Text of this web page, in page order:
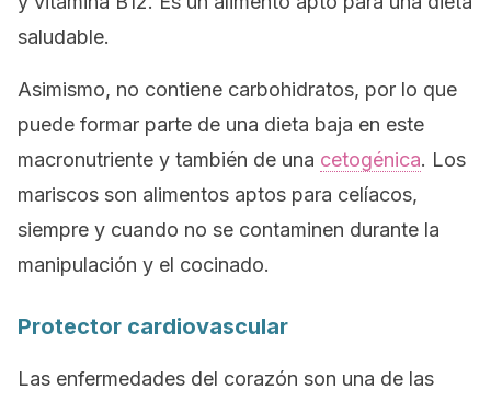
saludable.
Asimismo, no contiene carbohidratos, por lo que
puede formar parte de una dieta baja en este
macronutriente y también de una cetogénica. Los
mariscos son alimentos aptos para celíacos,
siempre y cuando no se contaminen durante la
manipulación y el cocinado.
Protector cardiovascular
Las enfermedades del corazón son una de las